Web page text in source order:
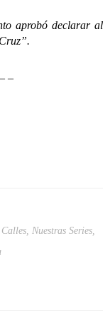
aprobó declarar al
–
Calles, Nuestras Series,